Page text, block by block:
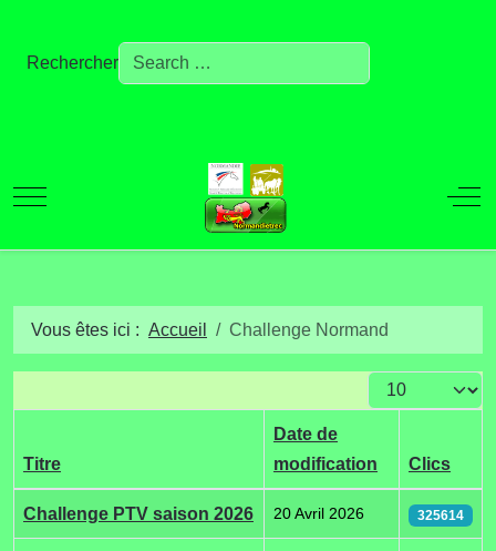
Rechercher
Mobile Menu Toggle Off-
Vous êtes ici : Accueil Challenge Normand
Afficher #
Articles
Titre
Date de
modification
Clics
Challenge PTV saison 2026 20 Avril 2026 325614